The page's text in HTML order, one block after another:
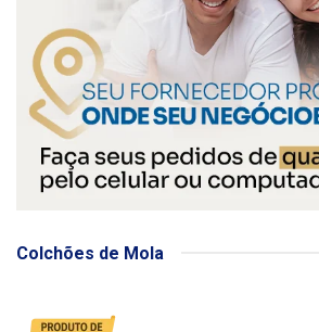
Colchões de Mola